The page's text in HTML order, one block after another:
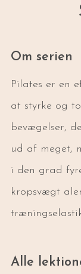
Om serien
Pilates er en
at styrke og
bevægelser,
ud af meget,
i den grad
kropsvægt
Alle